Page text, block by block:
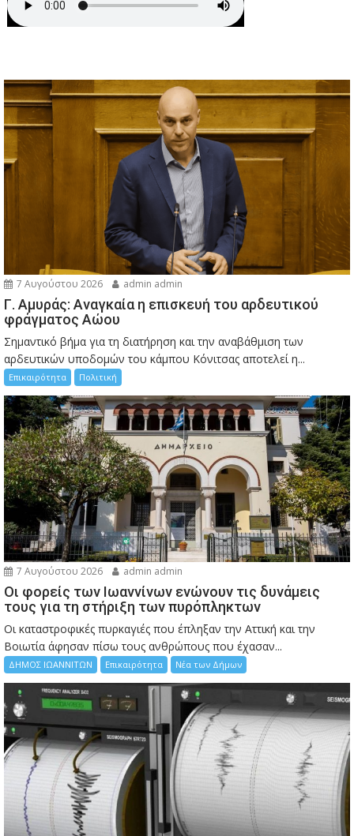
7 Αυγούστου 2026 admin admin
Γ. Αμυράς: Αναγκαία η επισκευή του αρδευτικού
φράγματος Αώου
Σημαντικό βήμα για τη διατήρηση και την αναβάθμιση των
αρδευτικών υποδομών του κάμπου Κόνιτσας αποτελεί η...
Επικαιρότητα Πολιτική
7 Αυγούστου 2026 admin admin
Οι φορείς των Ιωαννίνων ενώνουν τις δυνάμεις
τους για τη στήριξη των πυρόπληκτων
Οι καταστροφικές πυρκαγιές που έπληξαν την Αττική και την
Bοιωτία άφησαν πίσω τους ανθρώπους που έχασαν...
ΔΗΜΟΣ ΙΩΑΝΝΙΤΩΝ Επικαιρότητα Νέα των Δήμων